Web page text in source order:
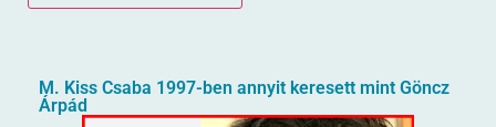
M. Kiss Csaba 1997-ben annyit keresett mint Göncz
Árpád